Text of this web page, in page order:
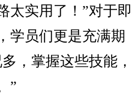
太实用了！”对于
学员们更是充满期
，掌握这些技能
”